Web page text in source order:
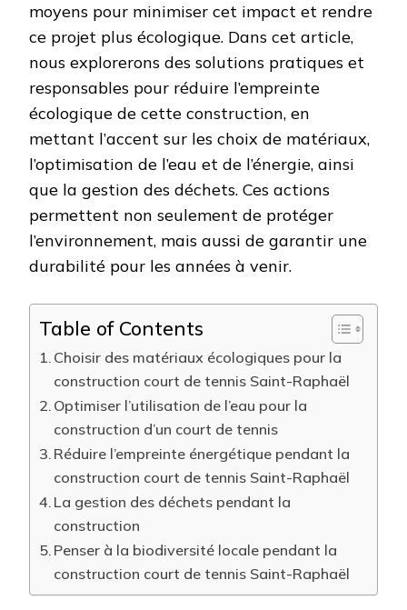
moyens pour minimiser cet impact et rendre
ce projet plus écologique. Dans cet article,
nous explorerons des solutions pratiques et
responsables pour réduire l’empreinte
écologique de cette construction, en
mettant l’accent sur les choix de matériaux,
l’optimisation de l’eau et de l’énergie, ainsi
que la gestion des déchets. Ces actions
permettent non seulement de protéger
l’environnement, mais aussi de garantir une
durabilité pour les années à venir.
Table of Contents
Choisir des matériaux écologiques pour la
construction court de tennis Saint-Raphaël
Optimiser l’utilisation de l’eau pour la
construction d’un court de tennis
Réduire l’empreinte énergétique pendant la
construction court de tennis Saint-Raphaël
La gestion des déchets pendant la
construction
Penser à la biodiversité locale pendant la
construction court de tennis Saint-Raphaël